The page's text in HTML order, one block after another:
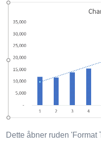
Dette åbner ruden 'Format